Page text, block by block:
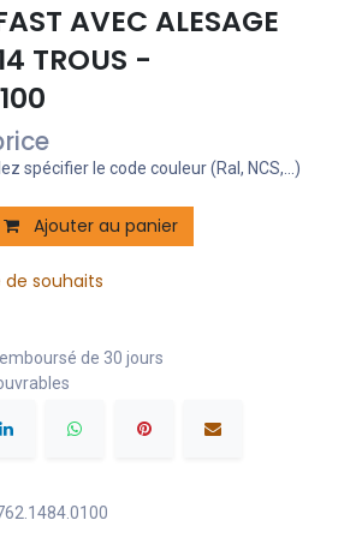
AVEC ALESAGE
TROUS -
spécifier le code couleur (Ral, NCS,...)
Ajouter au panier
de souhaits
de 30 jours